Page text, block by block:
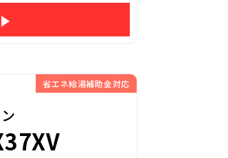
省エネ給湯補助金対応